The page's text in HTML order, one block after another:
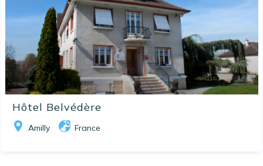
Hôtel Belvédère
Amilly France